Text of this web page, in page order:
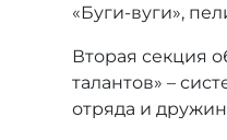
«Буги-вуги»,
Вторая секция
талантов» –
отряда и